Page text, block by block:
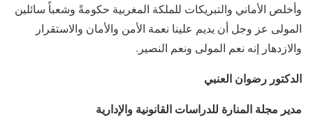
وأخلص الأماني والتبريكات للملكة المغربية حكومةً وشعباً سائلين
المولى عز وجل أن يديم علينا نعمة الأمن والأمان والاستقرار
والازدهار إنه نعم المولى ونعم النصير.
الدكتور رضوان العنبي
مدير مجلة المنارة للدراسات القانونية والإدارية